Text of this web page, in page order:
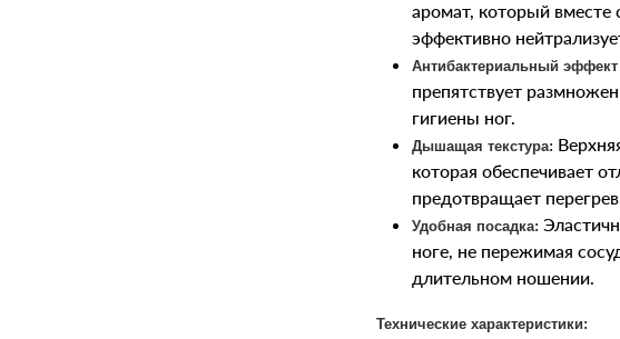
аромат, который
эффективно
Антибактериальный эффект
препятствует
гигиены ног.
Дышащая текстура:
которая обеспечивает
предотвращает
Удобная посадка:
ноге, не пережимая
длительном ношении.
Технические характеристики: